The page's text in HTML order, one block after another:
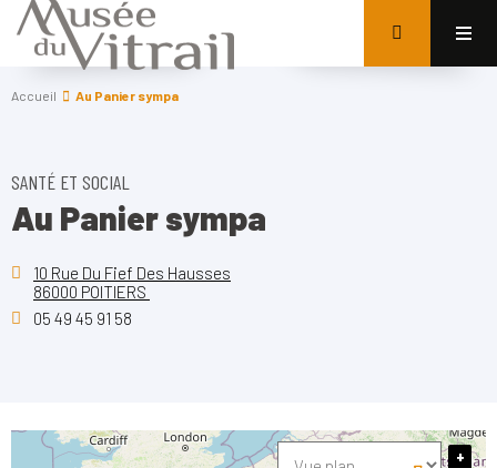
Accueil Au Panier sympa
SANTÉ ET SOCIAL
Au Panier sympa
10 Rue Du Fief Des Hausses
86000 POITIERS
05 49 45 91 58
+